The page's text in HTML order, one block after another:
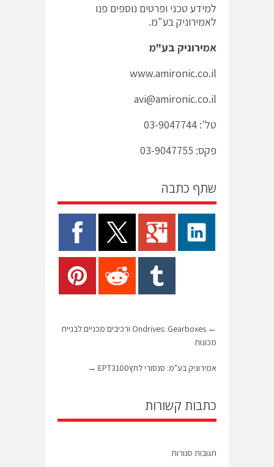
למידע טכני ופרטים נוספים פנו
לאמירוניק בע"מ.
אמירוניק בע"מ
www.amironic.co.il
avi@amironic.co.il
טל': 03-9047744
פקס: 03-9047755
שתף כתבה
←
Ondrives: Gearboxes ורכיבים מכניים לבניית
מכונות
אמירוניק בע"מ: סנסורי לחץEPT3100 →
כתבות קשורות
תגובות סגורות